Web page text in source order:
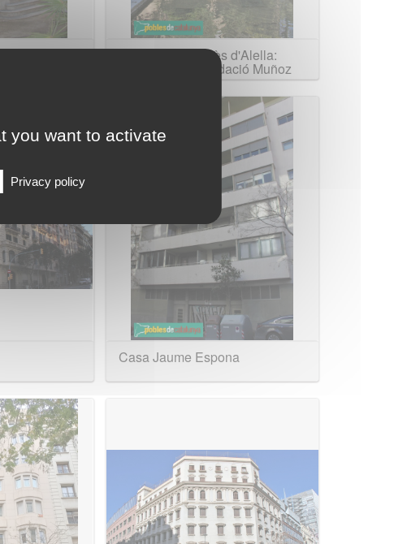
d'Alella: Palau del Marquès d'Alella:
Jardins de la Fundació Muñoz
Casa Jaume Espona
you want to activate
Privacy policy